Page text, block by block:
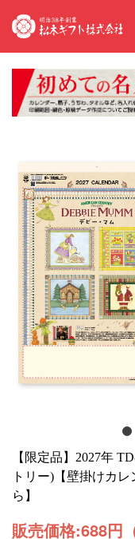
【限定品】2027年
トリー)【壁掛けカ
ら】
販売価格:688円